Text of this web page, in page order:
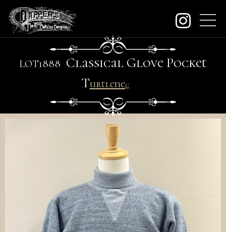
dealers
KeywordSearch
SEARCH
LOT1888 Classical Glove Pocket
Turtleneck